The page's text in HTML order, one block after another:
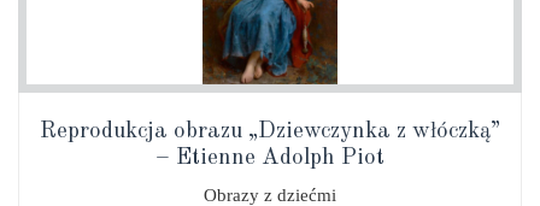
Reprodukcja obrazu „Dziewczynka z włóczką”
– Etienne Adolph Piot
Obrazy z dziećmi